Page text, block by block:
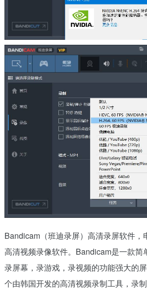
Bandicam（班迪录屏）高清录屏软件，
高清视频录像软件。Bandicam是一款简
录屏幕，录游戏，录视频的功能强大的
个由韩国开发的高清视频录制工具，录